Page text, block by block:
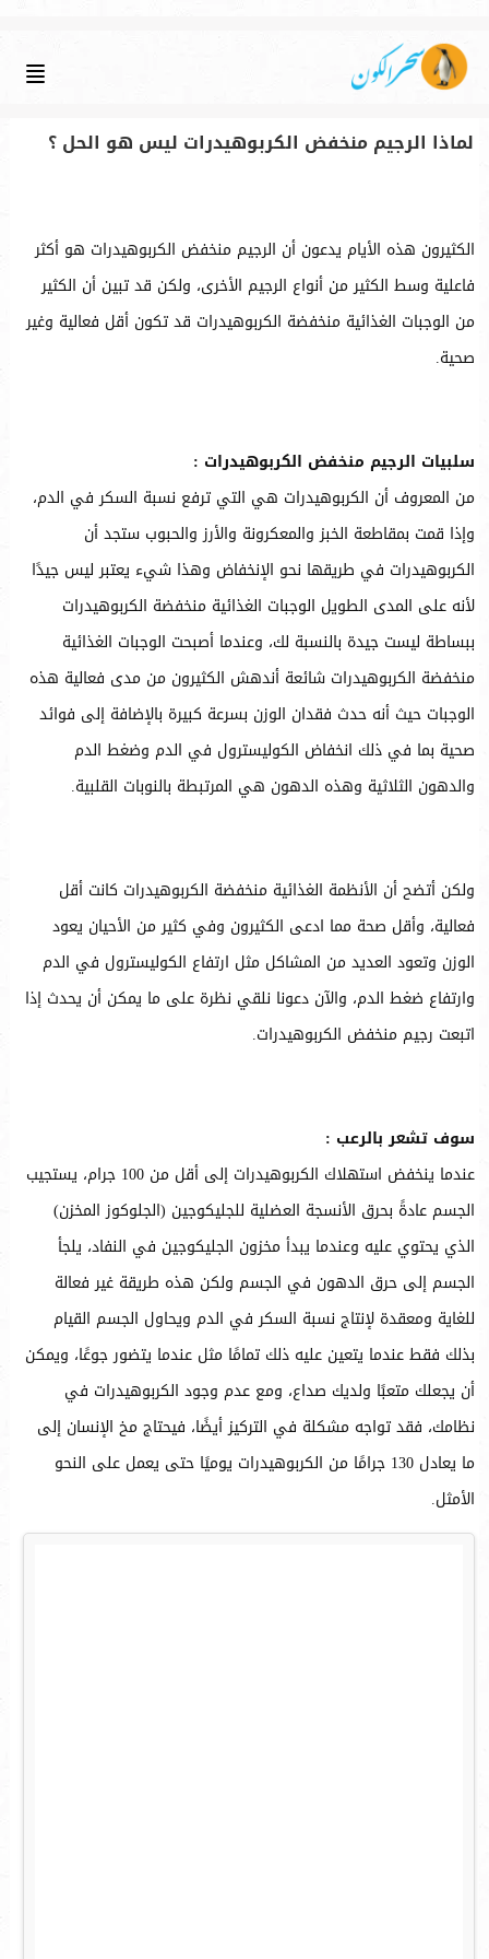
لماذا الرجيم منخفض الكربوهيدرات ليس هو الحل ؟
الكثيرون هذه الأيام يدعون أن الرجيم منخفض الكربوهيدرات هو أكثر
فاعلية وسط الكثير من أنواع الرجيم الأخرى، ولكن قد تبين أن الكثير
من الوجبات الغذائية منخفضة الكربوهيدرات قد تكون أقل فعالية وغير
صحية.
سلبيات الرجيم منخفض الكربوهيدرات :
من المعروف أن الكربوهيدرات هي التي ترفع نسبة السكر في الدم،
وإذا قمت بمقاطعة الخبز والمعكرونة والأرز والحبوب ستجد أن
الكربوهيدرات في طريقها نحو الإنخفاض وهذا شيء يعتبر ليس جيدًا
لأنه على المدى الطويل الوجبات الغذائية منخفضة الكربوهيدرات
ببساطة ليست جيدة بالنسبة لك، وعندما أصبحت الوجبات الغذائية
منخفضة الكربوهيدرات شائعة أندهش الكثيرون من مدى فعالية هذه
الوجبات حيث أنه حدث فقدان الوزن بسرعة كبيرة بالإضافة إلى فوائد
صحية بما في ذلك انخفاض الكوليسترول في الدم وضغط الدم
والدهون الثلاثية وهذه الدهون هي المرتبطة بالنوبات القلبية.
ولكن أتضح أن الأنظمة الغذائية منخفضة الكربوهيدرات كانت أقل
فعالية، وأقل صحة مما ادعى الكثيرون وفي كثير من الأحيان يعود
الوزن وتعود العديد من المشاكل مثل ارتفاع الكوليسترول في الدم
وارتفاع ضغط الدم، والآن دعونا نلقي نظرة على ما يمكن أن يحدث إذا
اتبعت رجيم منخفض الكربوهيدرات.
سوف تشعر بالرعب :
عندما ينخفض استهلاك الكربوهيدرات إلى أقل من 100 جرام، يستجيب
الجسم عادةً بحرق الأنسجة العضلية للجليكوجين (الجلوكوز المخزن)
الذي يحتوي عليه وعندما يبدأ مخزون الجليكوجين في النفاد، يلجأ
الجسم إلى حرق الدهون في الجسم ولكن هذه طريقة غير فعالة
للغاية ومعقدة لإنتاج نسبة السكر في الدم ويحاول الجسم القيام
بذلك فقط عندما يتعين عليه ذلك تمامًا مثل عندما يتضور جوعًا، ويمكن
أن يجعلك متعبًا ولديك صداع، ومع عدم وجود الكربوهيدرات في
نظامك، فقد تواجه مشكلة في التركيز أيضًا، فيحتاج مخ الإنسان إلى
ما يعادل 130 جرامًا من الكربوهيدرات يوميًا حتى يعمل على النحو
الأمثل.